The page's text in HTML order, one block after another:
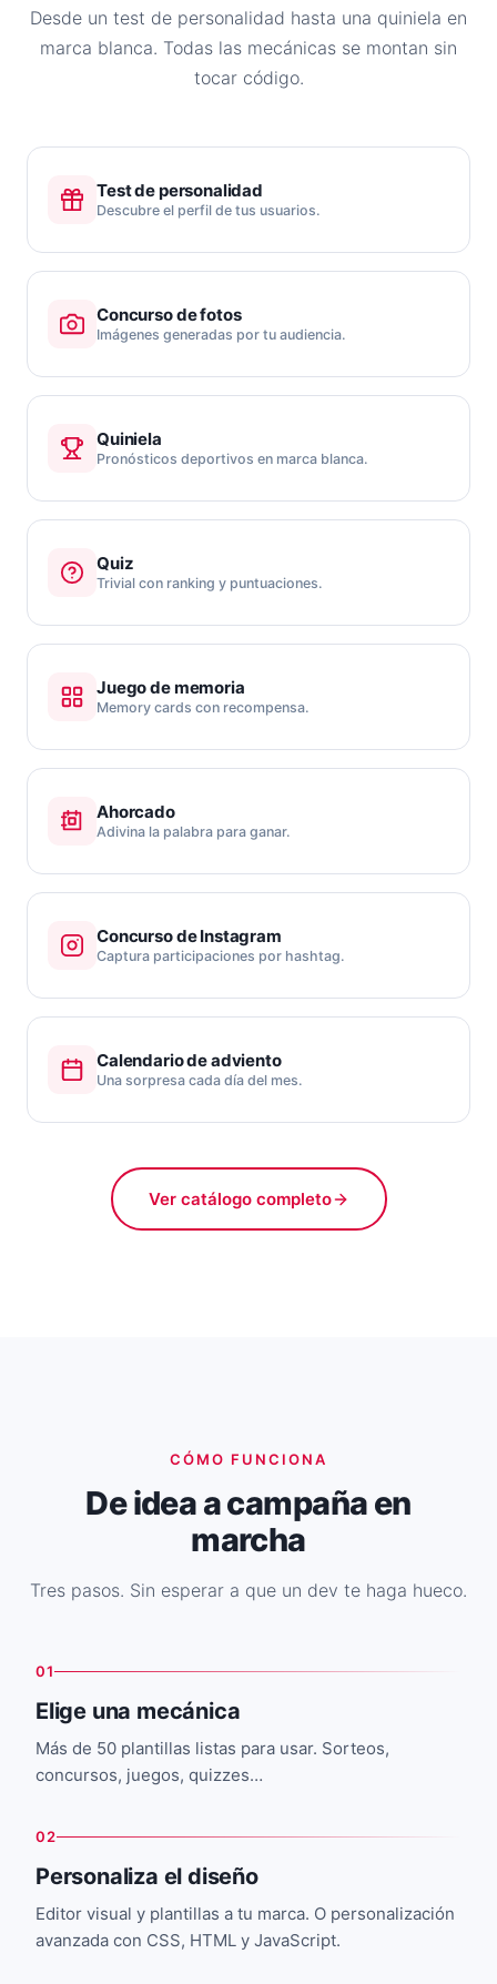
Desde un test de personalidad hasta una quiniela en
marca blanca. Todas las mecánicas se montan sin
tocar código.
Test de personalidad
Descubre el perfil de tus usuarios.
Concurso de fotos
Imágenes generadas por tu audiencia.
Quiniela
Pronósticos deportivos en marca blanca.
Quiz
Trivial con ranking y puntuaciones.
Juego de memoria
Memory cards con recompensa.
Ahorcado
Adivina la palabra para ganar.
Concurso de Instagram
Captura participaciones por hashtag.
Calendario de adviento
Una sorpresa cada día del mes.
Ver catálogo completo
CÓMO FUNCIONA
De idea a campaña en
marcha
Tres pasos. Sin esperar a que un dev te haga hueco.
01
Elige una mecánica
Más de 50 plantillas listas para usar. Sorteos,
concursos, juegos, quizzes…
02
Personaliza el diseño
Editor visual y plantillas a tu marca. O personalización
avanzada con CSS, HTML y JavaScript.